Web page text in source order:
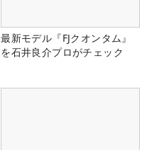
最新モデル『FJクオンタム』
を石井良介プロがチェック